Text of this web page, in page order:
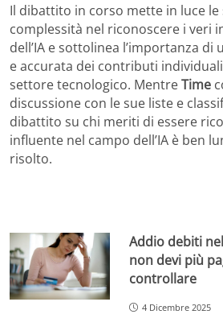
Il dibattito in corso mette in luce le
complessità nel riconoscere i veri
dell’IA e sottolinea l’importanza di
e accurata dei contributi
settore tecnologico. MentreTime
discussione con le sue liste e
dibattito su chi meriti di essere
influente nel campo dell’IA è ben
risolto.
Addio debiti
non devi più
controllare
4 Dicembre 2025